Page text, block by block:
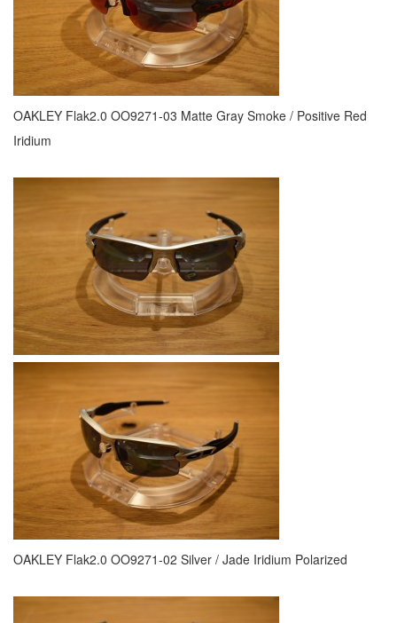
OAKLEY Flak2.0 OO9271-03 Matte Gray Smoke / Positive Red
Iridium
OAKLEY Flak2.0 OO9271-02 Silver / Jade Iridium Polarized